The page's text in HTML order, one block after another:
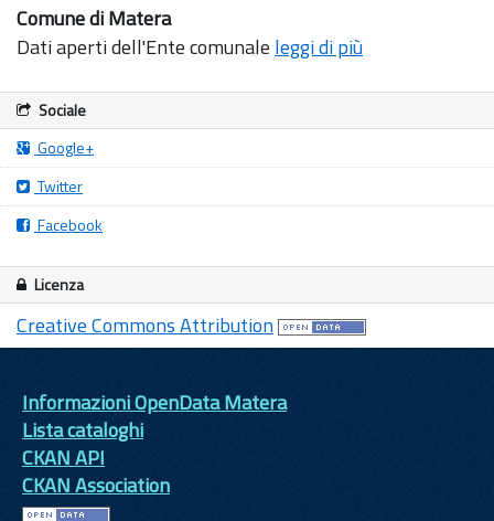
Comune di Matera
Dati aperti dell'Ente comunale leggi di più
Sociale
Google+
Twitter
Facebook
Licenza
Creative Commons Attribution
Informazioni OpenData Matera
Lista cataloghi
CKAN API
CKAN Association